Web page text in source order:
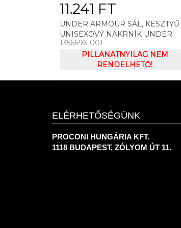
11.241 FT
UNDER ARMOUR SÁL, KESZTYŰ
UNISEXOVÝ NÁKRNÍK UNDER
ARMOUR UNISEX STORM GAITER
1356696-001
PILLANATNYILAG NEM
RENDELHETŐ!
ELÉRHETŐSÉGÜNK
PROCONI HUNGÁRIA KFT.
1118 BUDAPEST, ZÓLYOM ÚT 11.